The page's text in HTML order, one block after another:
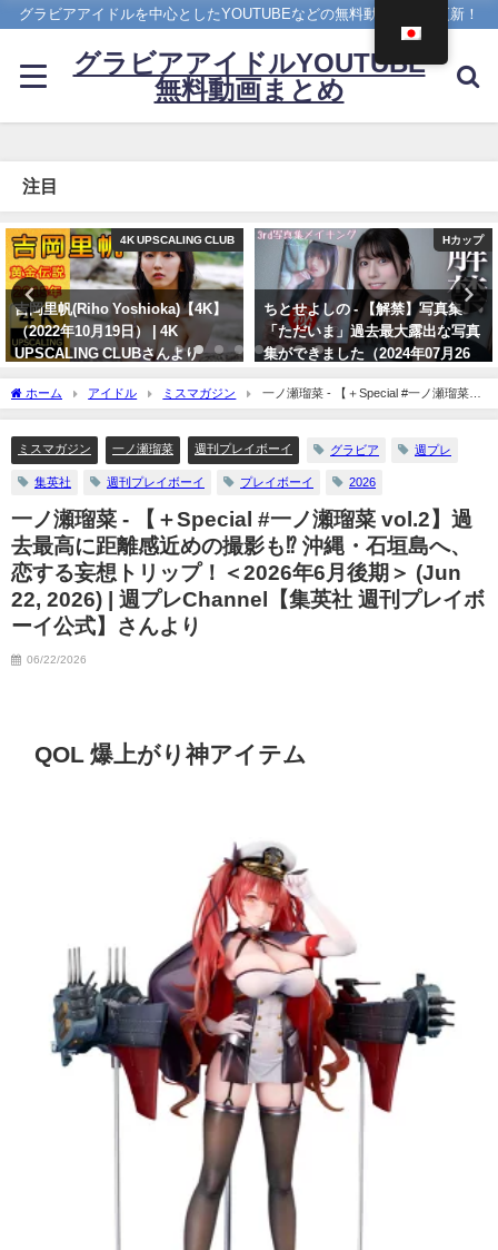
グラビアアイドルを中心としたYOUTUBEなどの無料動画を日々更新！
グラビアアイドルYOUTUBE
無料動画まとめ
注目
Hカップ
ちとせよしの - 【解禁】写真集
「ただいま」過去最大露出な写真
集ができました（2024年07月26
日） | よしのんチャンネルさんよ
り
【兒玉遥公式】はるっぴちゃんねる
兒玉遥（2022年11月27日） | こだ
まちゃんねる【公式】さんより
11/27/2022
ホーム アイドル ミスマガジン
一ノ瀬瑠菜 - 【＋Special #一ノ瀬瑠菜
vol.2】過去最高に距離感近めの撮影も⁉ 沖縄・石垣島へ、恋する妄想トリップ！＜
んより
ミスマガジン 一ノ瀬瑠菜 週刊プレイボーイ グラビア 週プレ
集英社 週刊プレイボーイ プレイボーイ 2026
一ノ瀬瑠菜 - 【＋Special #一ノ瀬瑠菜 vol.2】過
去最高に距離感近めの撮影も⁉ 沖縄・石垣島へ、
恋する妄想トリップ！＜2026年6月後期＞ (Jun
22, 2026) | 週プレChannel【集英社 週刊プレイボ
ーイ公式】さんより
06/22/2026
QOL 爆上がり神アイテム